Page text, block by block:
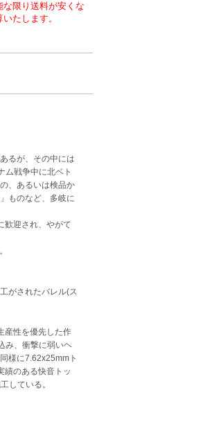
限り送料が安くな
たします。
るが、その中には
ム戦争中に北ベト
、あるいは検品か
ものなど、多岐に
歓迎され、やがて
がされたバレル(ス
産性を優先した作
み、衝撃に弱いヘ
様に7.62x25mmト
績のある快音トッ
している。